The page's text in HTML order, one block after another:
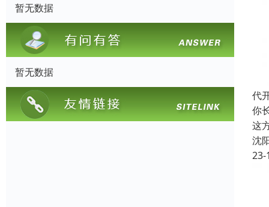
暂无数据
暂无数据
代
你
这
沈
23-